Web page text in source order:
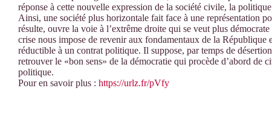
réponse à cette nouvelle expression de la société civile, la
Ainsi, une société plus horizontale fait face à une représentation
résulte, ouvre la voie à l’extrême droite qui se veut plus
crise nous impose de revenir aux fondamentaux de la République
réductible à un contrat politique. Il suppose, par temps de
retrouver le «bon sens» de la démocratie qui procède d’abord de
politique.
Pour en savoir plus : https://urlz.fr/pVfy